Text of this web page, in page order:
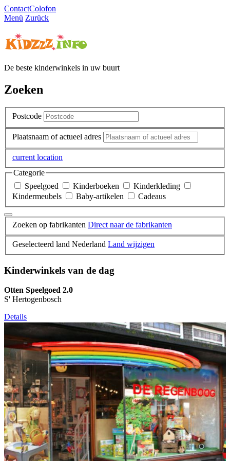
ContactColofon
Menü Zurück
De beste kinderwinkels in uw buurt
Zoeken
Postcode
Plaatsnaam of actueel adres
current location
Categorie
Speelgoed
Kinderboeken
Kinderkleding
Kindermeubels
Baby-artikelen Cadeaus
Zoeken op fabrikanten Direct naar de fabrikanten
Geselecteerd land Nederland Land wijzigen
Kinderwinkels van de dag
Otten Speelgoed 2.0
S' Hertogenbosch
Details